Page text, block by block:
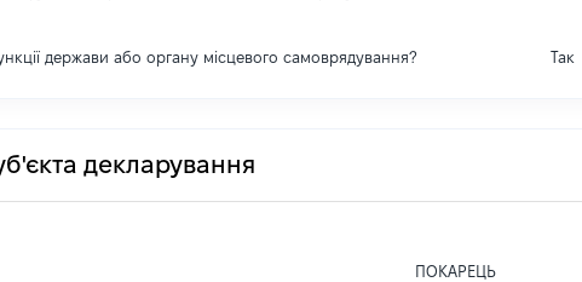
держави або органу місцевого самоврядування? Так
декларування
ПОКАРЕЦЬ